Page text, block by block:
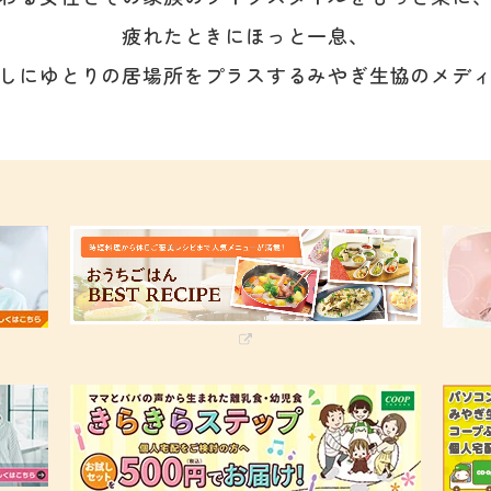
疲れたときにほっと一息、
にゆとりの居場所をプラスするみやぎ生協のメデ